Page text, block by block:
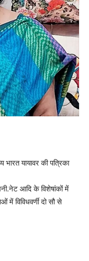
यायावर की पत्रिका
आदि के विशेषांकों में
में विविधवर्णी दो सौ से